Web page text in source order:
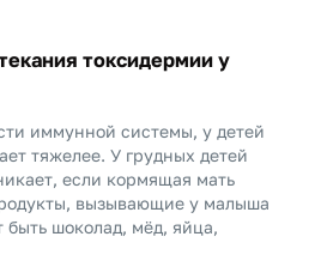
токсидермии у
иммунной системы, у детей
тяжелее. У грудных детей
если кормящая мать
вызывающие у малыша
шоколад, мёд, яйца,